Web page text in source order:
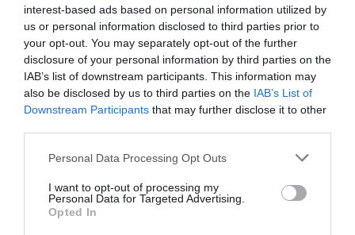
interest-based ads based on personal information utilized by
us or personal information disclosed to third parties prior to
your opt-out. You may separately opt-out of the further
disclosure of your personal information by third parties on the
IAB’s list of downstream participants. This information may
also be disclosed by us to third parties on the IAB’s List of
Downstream Participants that may further disclose it to other
Personal Data Processing Opt Outs
I want to opt-out of processing my
Personal Data for Targeted Advertising.
Opted In
Αττικής, Ομόρων Νομών και Νήσων Αιγαίου:
Σαράντης Δημήτριος
Κώστογλου Δημήτριος
Κως, 27 Μάϊου 2026
Εκ του Εμπορικού Συλλόγου Κω